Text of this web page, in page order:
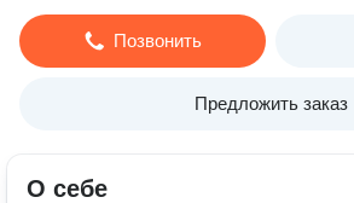
Позвонить
Предложить заказ
О себе